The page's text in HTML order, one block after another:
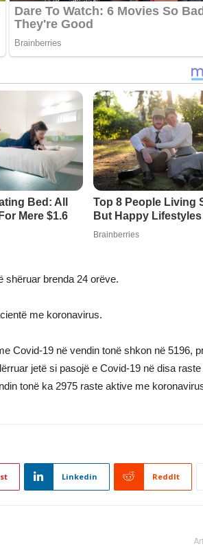
shëruar brenda 24 orëve.
me koronavirus.
Covid-19 në vendin tonë shkon në 5196,
jetë si pasojë e Covid-19 në disa raste
tonë ka 2975 raste aktive me
Linkedin ReddIt